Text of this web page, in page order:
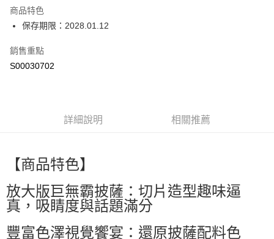
Apple Pay
街口支付
全盈+PAY
每筆NT$60，滿NT$299(含以上)免運費
每筆NT$60，滿NT$299(含以上)免運費
每筆NT$60，滿NT$599(含以上)免運費
商品特色
保存期限：2028.01.12
銷售重點
S00030702
詳細說明 相關推薦
【商品特色】
放大版巨無霸披薩：切片造型趣味逼
真，吸睛度與話題滿分
豐富色澤視覺饗宴：還原披薩配料色